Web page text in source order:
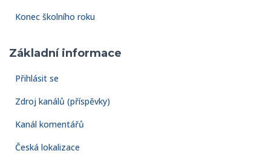
Konec školního roku
Základní informace
Přihlásit se
Zdroj kanálů (příspěvky)
Kanál komentářů
Česká lokalizace